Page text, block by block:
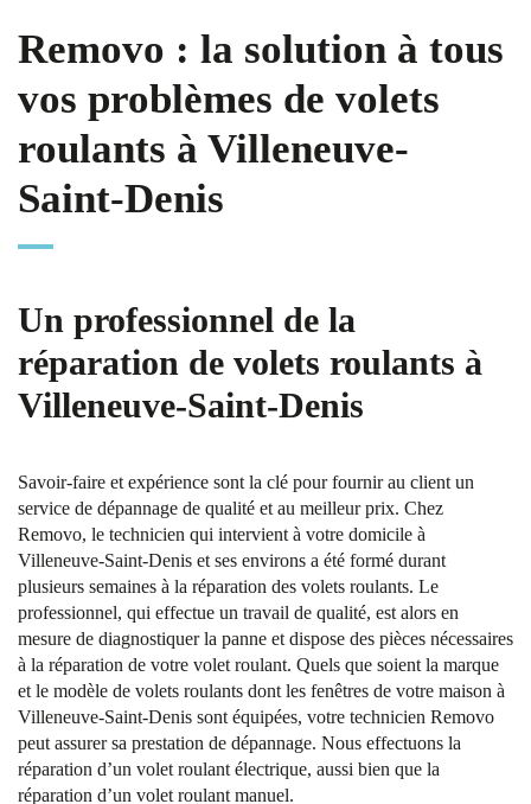
Removo : la solution à tous
vos problèmes de volets
roulants à Villeneuve-
Saint-Denis
Un professionnel de la
réparation de volets roulants à
Villeneuve-Saint-Denis
Savoir-faire et expérience sont la clé pour fournir au client un
service de dépannage de qualité et au meilleur prix. Chez
Removo, le technicien qui intervient à votre domicile à
Villeneuve-Saint-Denis et ses environs a été formé durant
plusieurs semaines à la réparation des volets roulants. Le
professionnel, qui effectue un travail de qualité, est alors en
mesure de diagnostiquer la panne et dispose des pièces nécessaires
à la réparation de votre volet roulant. Quels que soient la marque
et le modèle de volets roulants dont les fenêtres de votre maison à
Villeneuve-Saint-Denis sont équipées, votre technicien Removo
peut assurer sa prestation de dépannage. Nous effectuons la
réparation d’un volet roulant électrique, aussi bien que la
réparation d’un volet roulant manuel.